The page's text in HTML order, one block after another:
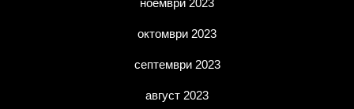
ноември 2023
октомври 2023
септември 2023
август 2023